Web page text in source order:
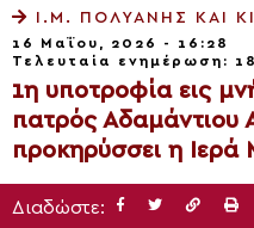
Ι.Μ. ΠΟΛΥΑΝΉΣ ΚΑΙ
16 Μαΐου, 2026 - 16:28
Τελευταία ενημέρωση:
1η υποτροφία εις
πατρός Αδαμάντιου
προκηρύσσει η Ιερά
Διαδώστε: